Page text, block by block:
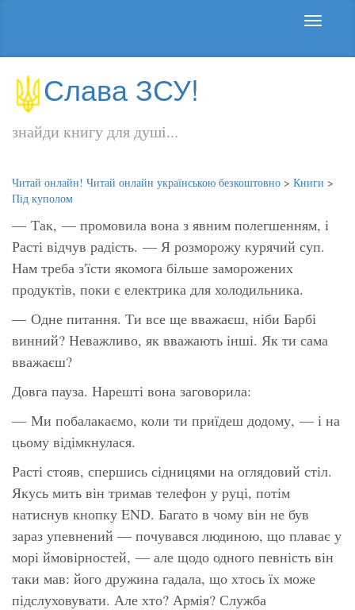
Слава ЗСУ!
знайди книгу для душі...
Читай онлайн! Читай онлайн українською безкоштовно > Книги >
Під куполом
— Так, — промовила вона з явним полегшенням, і
Расті відчув радість. — Я розморожу курячий суп.
Нам треба з'їсти якомога більше заморожених
продуктів, поки є електрика для холодильника.
— Одне питання. Ти все ще вважаєш, ніби Барбі
винний? Неважливо, як вважають інші. Як ти сама
вважаєш?
Довга пауза. Нарешті вона заговорила:
— Ми побалакаємо, коли ти приїдеш додому, — і на
цьому відімкнулася.
Расті стояв, спершись сідницями на оглядовий стіл.
Якусь мить він тримав телефон у руці, потім
натиснув кнопку END. Багато в чому він не був
зараз упевнений — почувався людиною, що плаває у
морі ймовірностей, — але щодо одного певність він
таки мав: його дружина гадала, що хтось їх може
підслуховувати. Але хто? Армія? Служба